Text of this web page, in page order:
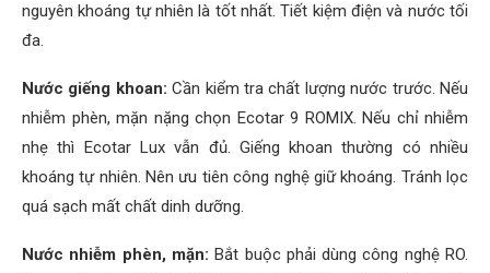
nguyên khoáng tự nhiên là tốt nhất. Tiết kiệm điện và nước tối
đa.
Nước giếng khoan: Cần kiểm tra chất lượng nước trước. Nếu
nhiễm phèn, mặn nặng chọn Ecotar 9 ROMIX. Nếu chỉ nhiễm
nhẹ thì Ecotar Lux vẫn đủ. Giếng khoan thường có nhiều
khoáng tự nhiên. Nên ưu tiên công nghệ giữ khoáng. Tránh lọc
quá sạch mất chất dinh dưỡng.
Nước nhiễm phèn, mặn: Bắt buộc phải dùng công nghệ RO.